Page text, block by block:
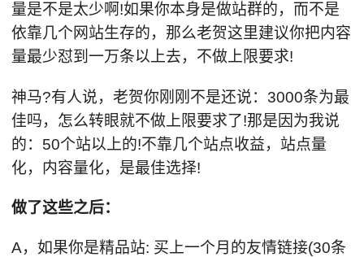
量是不是太少啊!如果你本身是做站群的，而不是
依靠几个网站生存的，那么老贺这里建议你把内容
量最少怼到一万条以上去，不做上限要求!
神马?有人说，老贺你刚刚不是还说：3000条为最
佳吗，怎么转眼就不做上限要求了!那是因为我说
的：50个站以上的!不靠几个站点收益，站点量
化，内容量化，是最佳选择!
做了这些之后：
A，如果你是精品站: 买上一个月的友情链接(30条